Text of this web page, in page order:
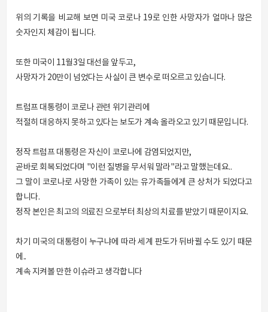
위의 기록을 비교해 보면 미국 코로나 19로 인한 사망자가 얼마나 많은
숫자인지 체감이 됩니다.
또한 미국이 11월3일 대선을 앞두고,
사망자가 20만이 넘었다는 사실이 큰 변수로 떠오르고 있습니다.
트럼프 대통령이 코로나 관련 위기관리에
적절히 대응하지 못하고 있다는 보도가 계속 올라오고 있기 때문입니다.
정작 트럼프 대통령은 자신이 코로나에 감염되었지만,
곧바로 회복되었다며 "이런 질병을 무서워 말라"라고 말했는데요..
그 말이 코로나로 사망한 가족이 있는 유가족들에게 큰 상처가 되었다고
합니다.
정작 본인은 최고의 의료진 으로부터 최상의 치료를 받았기 때문이지요.
차기 미국의 대통령이 누구냐에 따라 세계 판도가 뒤바뀔 수도 있기 때문
에..
계속 지켜볼 만한 이슈라고 생각합니다